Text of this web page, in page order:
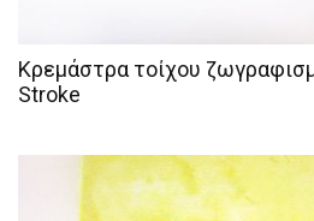
Κρεμάστρα τοίχου
Stroke